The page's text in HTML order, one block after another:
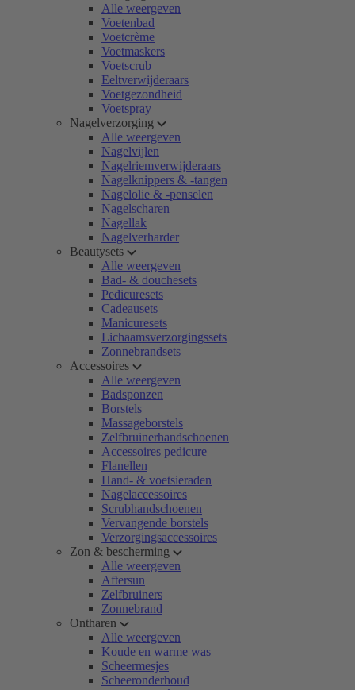
Alle weergeven
Voetenbad
Voetcrème
Voetmaskers
Voetscrub
Eeltverwijderaars
Voetgezondheid
Voetspray
Nagelverzorging
Alle weergeven
Nagelvijlen
Nagelriemverwijderaars
Nagelknippers & -tangen
Nagelolie & -penselen
Nagelscharen
Nagellak
Nagelverharder
Beautysets
Alle weergeven
Bad- & douchesets
Pedicuresets
Cadeausets
Manicuresets
Lichaamsverzorgingssets
Zonnebrandsets
Accessoires
Alle weergeven
Badsponzen
Borstels
Massageborstels
Zelfbruinerhandschoenen
Accessoires pedicure
Flanellen
Hand- & voetsieraden
Nagelaccessoires
Scrubhandschoenen
Vervangende borstels
Verzorgingsaccessoires
Zon & bescherming
Alle weergeven
Aftersun
Zelfbruiners
Zonnebrand
Ontharen
Alle weergeven
Koude en warme was
Scheermesjes
Scheeronderhoud